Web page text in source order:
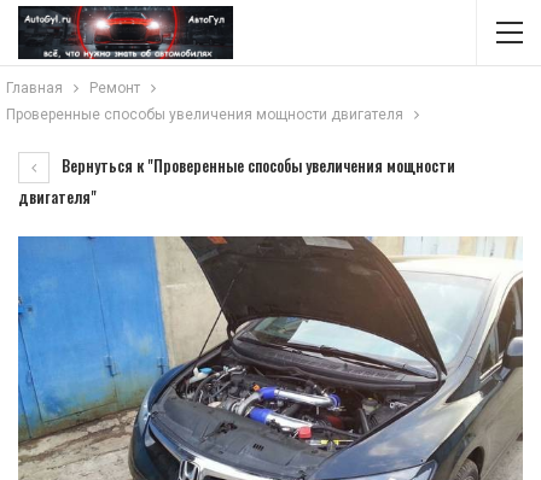
Главная
Ремонт
Проверенные способы увеличения мощности двигателя
Вернуться к "Проверенные способы увеличения мощности
двигателя"